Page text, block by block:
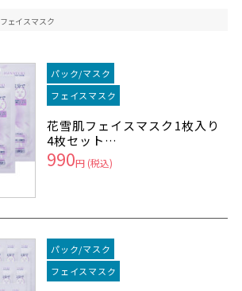
フェイスマスク
パック/マスク
フェイスマスク
花雪肌フェイスマスク1枚入り
4枚セット…
990円 (税込)
パック/マスク
フェイスマスク